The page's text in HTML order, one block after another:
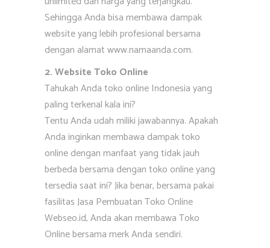
Sehingga Anda bisa membawa dampak
website yang lebih profesional bersama
dengan alamat www.namaanda.com.
2. Website Toko Online
Tahukah Anda toko online Indonesia yang
paling terkenal kala ini?
Tentu Anda udah miliki jawabannya. Apakah
Anda inginkan membawa dampak toko
online dengan manfaat yang tidak jauh
berbeda bersama dengan toko online yang
tersedia saat ini? Jika benar, bersama pakai
fasilitas Jasa Pembuatan Toko Online
Webseo.id, Anda akan membawa Toko
Online bersama merk Anda sendiri.